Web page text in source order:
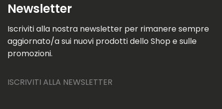
Newsletter
Iscriviti alla nostra newsletter per rimanere sempre
aggiornato/a sui nuovi prodotti dello Shop e sulle
promozioni.
ISCRIVITI ALLA NEWSLETTER